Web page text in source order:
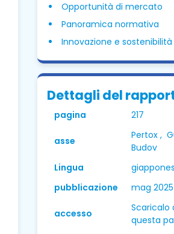
Opportunità di mercato
Panoramica normativa
Innovazione e sostenibilità
Dettagli del
pagina 217
asse
Pertox ,
Budov
Lingua
pubblicazione
mag 2025
accesso
Scaricalo
questa